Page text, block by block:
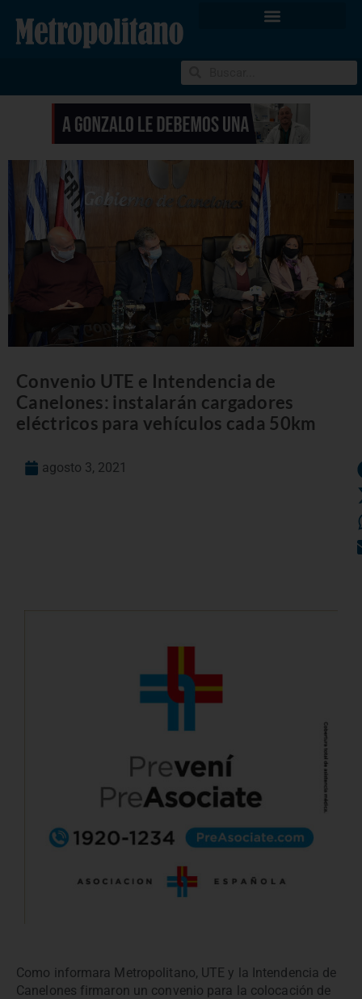
Convenio UTE e Intendencia de
Canelones: instalarán cargadores
eléctricos para vehículos cada 50km
agosto 3, 2021
Como informara Metropolitano, UTE y la Intendencia de
Canelones firmaron un convenio para la colocación de